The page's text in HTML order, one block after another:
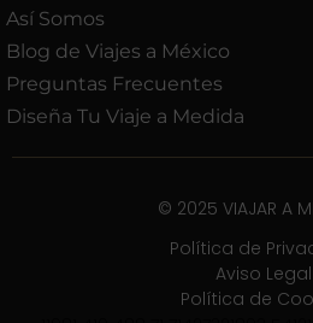
Así Somos
Blog de Viajes a México
Preguntas Frecuentes
Diseña Tu Viaje a Medida
© 2025 VIAJAR A
Política de
Aviso Legal
Política de